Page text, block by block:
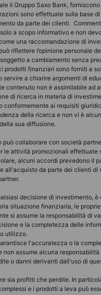
il Gruppo Saxo Bank,
sono effettuate sulla base
da parte dei clienti.
a scopo informativo e non
una raccomandazione di
riflettere l’opinione personale
a cambiamento senza
prodotti finanziari sono forniti a
servire a chiarire argomenti di
contenuto non è assimilabile ad
di ricerca in materia di
conformemente ai requisiti
della ricerca e non vi è
sua diffusione.
può collaborare con società
le attività promozionali effettuate
alcuni accordi prevedono il
all'acquisto da parte dei clienti di
decisione di investimento, è
situazione finanziaria, le
si assume la responsabilità di
e la completezza delle
utilizzo.
l'accuratezza o la
non assume alcuna
o danni derivanti dall'uso di
sia profitti che perdite. In
e i prodotti a leva può